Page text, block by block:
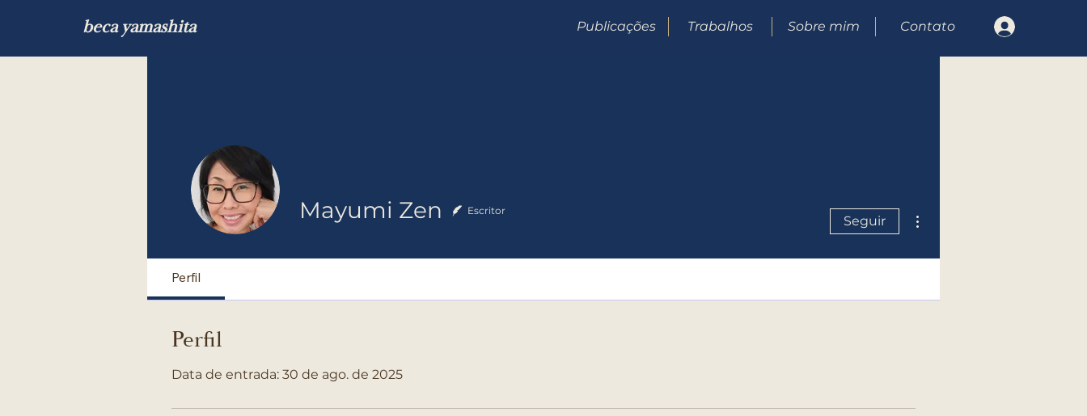
beca yamashita Publicações Trabalhos Sobre mim Contato
Mayumi Zen Escritor
Seguir
Perfil
Perfil
Data de entrada: 30 de ago. de 2025